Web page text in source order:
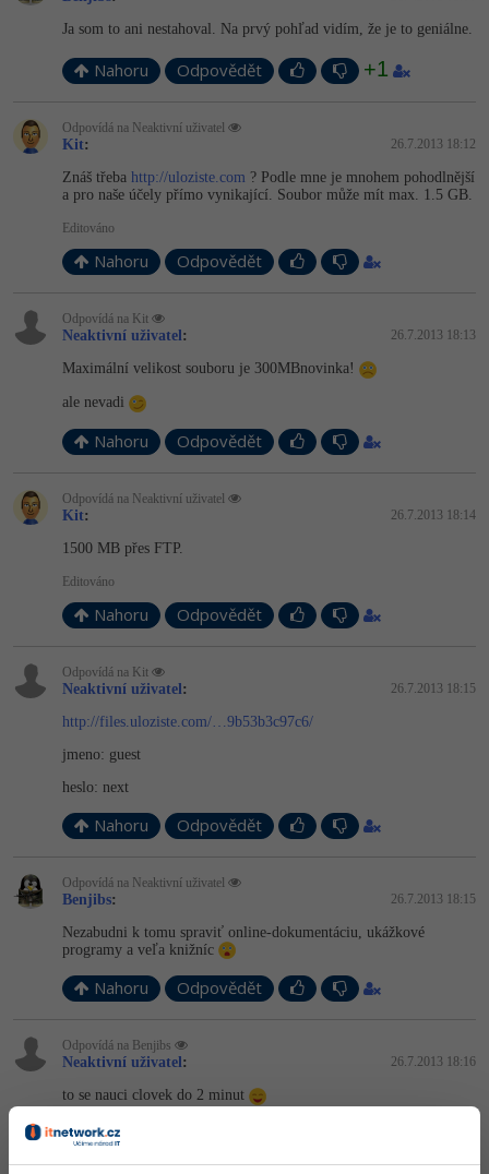
Ja som to ani nestahoval. Na prvý pohľad vidím, že je to geniálne.
Nahoru Odpovědět +1
Odpovídá na Neaktivní uživatel
Kit: 26.7.2013 18:12
Znáš třeba http://uloziste.com ? Podle mne je mnohem pohodlnější
a pro naše účely přímo vynikající. Soubor může mít max. 1.5 GB.
Editováno
Nahoru Odpovědět
Odpovídá na Kit
Neaktivní uživatel: 26.7.2013 18:13
Maximální velikost souboru je 300MBnovinka!
ale nevadi
Nahoru Odpovědět
Odpovídá na Neaktivní uživatel
Kit: 26.7.2013 18:14
1500 MB přes FTP.
Editováno
Nahoru Odpovědět
Odpovídá na Kit
Neaktivní uživatel: 26.7.2013 18:15
http://files.uloziste.com/…9b53b3c97c6/
jmeno: guest
heslo: next
Nahoru Odpovědět
Odpovídá na Neaktivní uživatel
Benjibs: 26.7.2013 18:15
Nezabudni k tomu spraviť online-dokumentáciu, ukážkové
programy a veľa knižníc
Nahoru Odpovědět
Odpovídá na Benjibs
Neaktivní uživatel: 26.7.2013 18:16
to se nauci clovek do 2 minut
Nahoru